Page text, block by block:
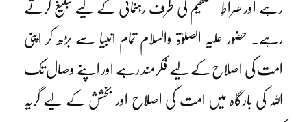
رہے اور صراطِ مستقیم کی طرف رہنمائی کے لیے تبلیغ کرتے
رہے۔ حضور علیہ الصلوٰۃ والسلام تمام انبیا سے بڑھ کر اپنی
امت کی اصلاح کے لیے فکرمند رہے اور اپنے وصال تک
اللہ کی بارگاہ میں امت کی اصلاح اور بخشش کے لیے گریہ